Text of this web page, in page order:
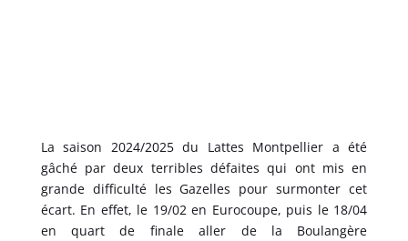
La saison 2024/2025 du Lattes Montpellier a été
gâché par deux terribles défaites qui ont mis en
grande difficulté les Gazelles pour surmonter cet
écart. En effet, le 19/02 en Eurocoupe, puis le 18/04
en quart de finale aller de la Boulangère